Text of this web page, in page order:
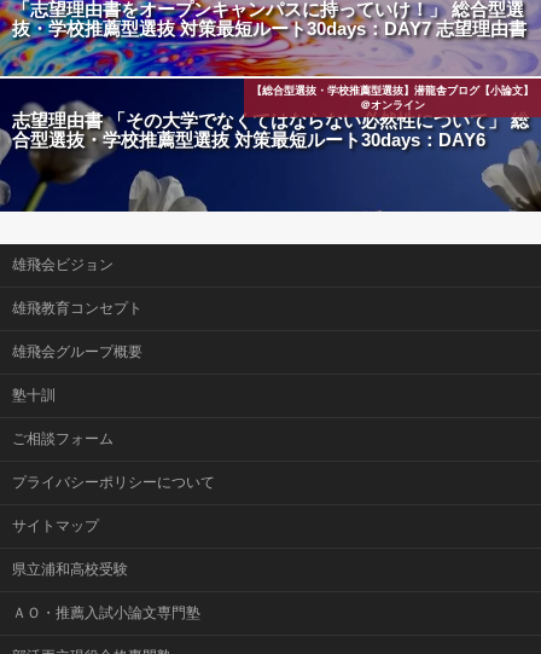
「志望理由書をオープンキャンパスに持っていけ！」 総合型選
抜・学校推薦型選抜 対策最短ルート30days：DAY7 志望理由書
【総合型選抜・学校推薦型選抜】潜龍舎ブログ【小論文】
＠オンライン
志望理由書 「その大学でなくてはならない必然性について」 総
合型選抜・学校推薦型選抜 対策最短ルート30days：DAY6
雄飛会ビジョン
雄飛教育コンセプト
雄飛会グループ概要
塾十訓
ご相談フォーム
プライバシーポリシーについて
サイトマップ
県立浦和高校受験
ＡＯ・推薦入試小論文専門塾